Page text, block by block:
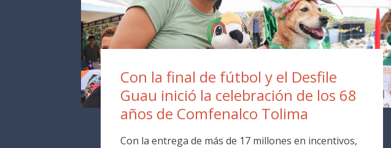
Con la final de fútbol y el Desfile
Guau inició la celebración de los 68
años de Comfenalco Tolima
Con la entrega de más de 17 millones en incentivos,